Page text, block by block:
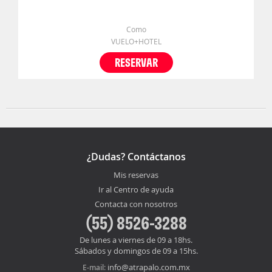
Como
VUELO+HOTEL
RESERVAR
¿Dudas? Contáctanos
Mis reservas
Ir al Centro de ayuda
Contacta con nosotros
(55) 8526-3288
De lunes a viernes de 09 a 18hs.
Sábados y domingos de 09 a 15hs.
E-mail: info@atrapalo.com.mx